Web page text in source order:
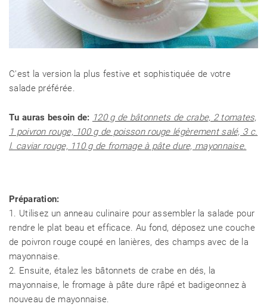
C'est la version la plus festive et sophistiquée de votre
salade préférée.
Tu auras besoin de: 120 g de bâtonnets de crabe, 2 tomates,
1 poivron rouge, 100 g de poisson rouge légèrement salé, 3 c.
l. caviar rouge, 110 g de fromage à pâte dure, mayonnaise.
Préparation:
1. Utilisez un anneau culinaire pour assembler la salade pour
rendre le plat beau et efficace. Au fond, déposez une couche
de poivron rouge coupé en lanières, des champs avec de la
mayonnaise.
2. Ensuite, étalez les bâtonnets de crabe en dés, la
mayonnaise, le fromage à pâte dure râpé et badigeonnez à
nouveau de mayonnaise.